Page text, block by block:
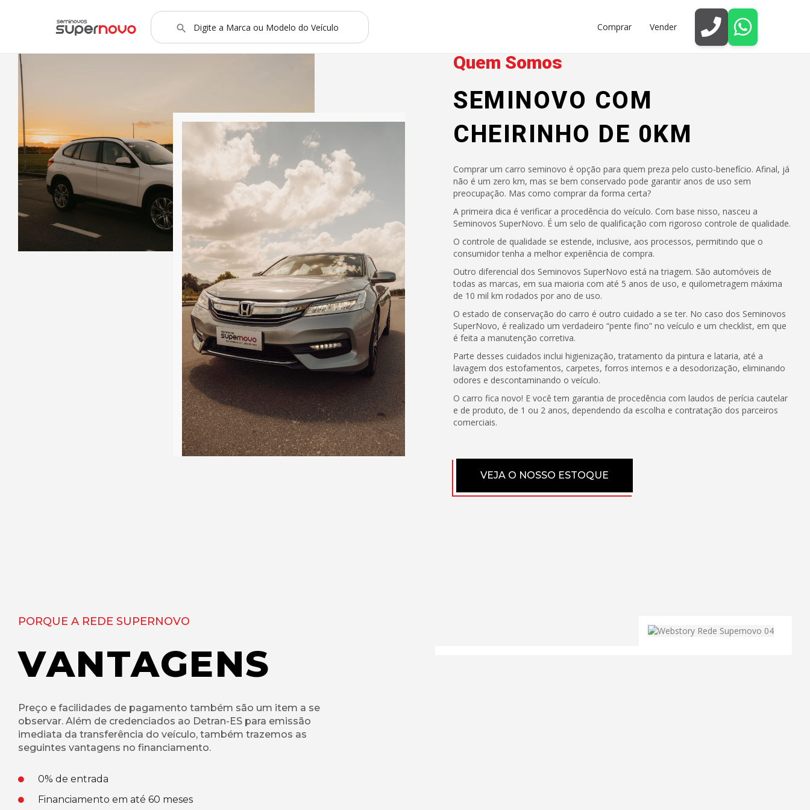
Comprar Vender
Quem Somos
SEMINOVO COM
CHEIRINHO DE 0KM
Comprar um carro seminovo é opção para quem preza pelo custo-benefício. Afinal, já
não é um zero km, mas se bem conservado pode garantir anos de uso sem
preocupação. Mas como comprar da forma certa?
A primeira dica é verificar a procedência do veículo. Com base nisso, nasceu a
Seminovos SuperNovo. É um selo de qualificação com rigoroso controle de qualidade.
O controle de qualidade se estende, inclusive, aos processos, permitindo que o
consumidor tenha a melhor experiência de compra.
Outro diferencial dos Seminovos SuperNovo está na triagem. São automóveis de
todas as marcas, em sua maioria com até 5 anos de uso, e quilometragem máxima
de 10 mil km rodados por ano de uso.
O estado de conservação do carro é outro cuidado a se ter. No caso dos Seminovos
SuperNovo, é realizado um verdadeiro “pente fino” no veículo e um checklist, em que
é feita a manutenção corretiva.
Parte desses cuidados inclui higienização, tratamento da pintura e lataria, até a
lavagem dos estofamentos, carpetes, forros internos e a desodorização, eliminando
odores e descontaminando o veículo.
O carro fica novo! E você tem garantia de procedência com laudos de perícia cautelar
e de produto, de 1 ou 2 anos, dependendo da escolha e contratação dos parceiros
comerciais.
VEJA O NOSSO ESTOQUE
PORQUE A REDE SUPERNOVO
VANTAGENS
Preço e facilidades de pagamento também são um item a se
observar. Além de credenciados ao Detran-ES para emissão
imediata da transferência do veículo, também trazemos as
seguintes vantagens no financiamento.
0% de entrada
Financiamento em até 60 meses